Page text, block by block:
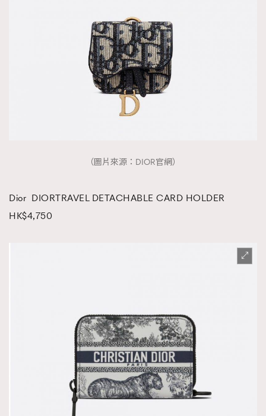
（圖片來源：DIOR官網）
Dior DIORTRAVEL DETACHABLE CARD HOLDER
HK$4,750